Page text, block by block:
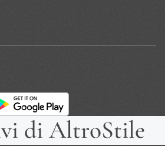
di AltroStile